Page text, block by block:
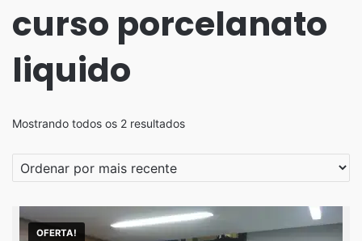
curso porcelanato
liquido
Mostrando todos os 2 resultadosClassificado
por
mais
recente
OFERTA!